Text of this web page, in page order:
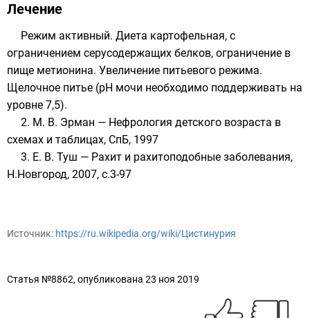
Лечение
Режим активный. Диета картофельная, с
ограничением серусодержащих белков, ограничение в
пище метионина. Увеличение питьевого режима.
Щелочное питье (рН мочи необходимо поддерживать на
уровне 7,5).
2. М. В. Эрман — Нефрология детского возраста в
схемах и таблицах, СпБ, 1997
3. Е. В. Туш — Рахит и рахитоподобные заболевания,
Н.Новгород, 2007, с.3-97
Источник: https://ru.wikipedia.org/wiki/Цистинурия
Статья №8862, опубликована 23 ноя 2019